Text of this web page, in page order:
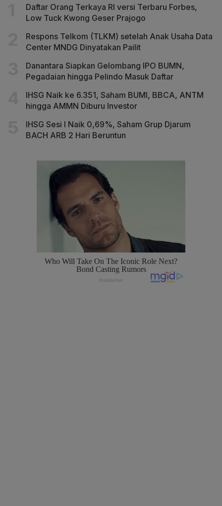
Daftar Orang Terkaya RI versi Terbaru Forbes,
Low Tuck Kwong Geser Prajogo
Respons Telkom (TLKM) setelah Anak Usaha Data
Center MNDG Dinyatakan Pailit
Danantara Siapkan Gelombang IPO BUMN,
Pegadaian hingga Pelindo Masuk Daftar
IHSG Naik ke 6.351, Saham BUMI, BBCA, ANTM
hingga AMMN Diburu Investor
IHSG Sesi I Naik 0,69%, Saham Grup Djarum
BACH ARB 2 Hari Beruntun